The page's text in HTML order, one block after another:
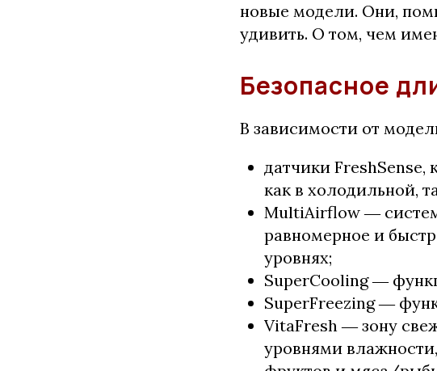
новые модели. Они,
удивить. О том, чем
Безопасное
В зависимости от
датчики
как в холодильной,
MultiAirflow ―
равномерное и
уровнях;
SuperСooling ―
SuperFreezing ―
VitaFresh ― зону
уровнями